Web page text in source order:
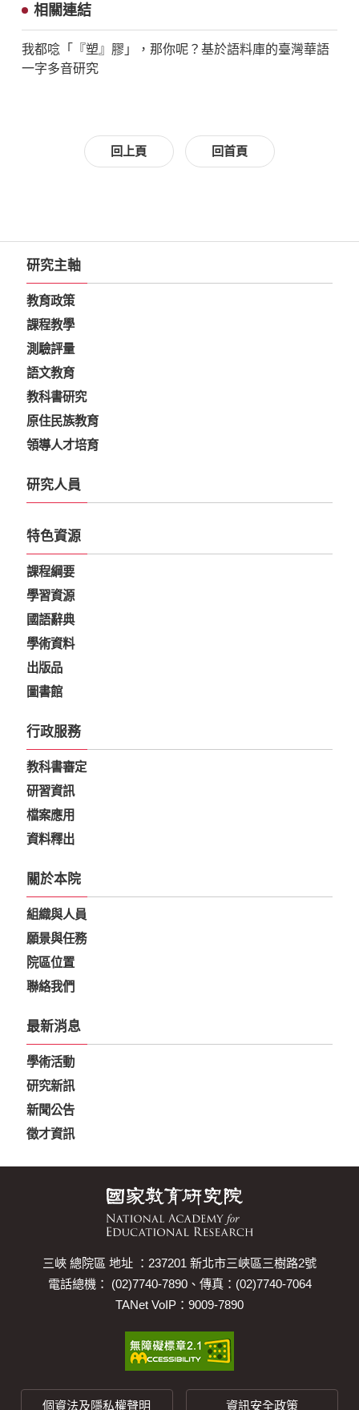
相關連結
我都唸「『塑』膠」，那你呢？基於語料庫的臺灣華語
一字多音研究
回上頁 回首頁
研究主軸
教育政策
課程教學
測驗評量
語文教育
教科書研究
原住民族教育
領導人才培育
研究人員
特色資源
課程綱要
學習資源
國語辭典
學術資料
出版品
圖書館
行政服務
教科書審定
研習資訊
檔案應用
資料釋出
關於本院
組織與人員
願景與任務
院區位置
聯絡我們
最新消息
學術活動
研究新訊
新聞公告
徵才資訊
三峽 總院區 地址 ：237201 新北市三峽區三樹路2號
電話總機： (02)7740-7890、傳真：(02)7740-7064
TANet VoIP：9009-7890
個資法及隱私權聲明 資訊安全政策